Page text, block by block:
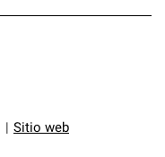
Sitio web